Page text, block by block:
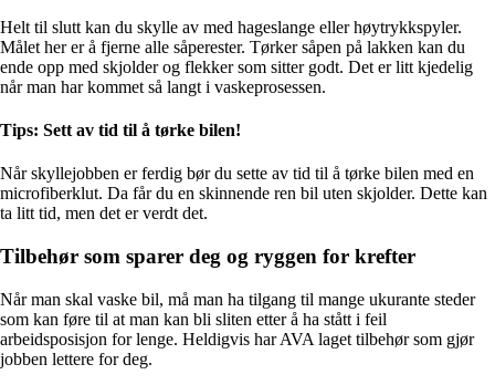
Helt til slutt kan du skylle av med hageslange eller høytrykkspyler.
Målet her er å fjerne alle såperester. Tørker såpen på lakken kan du
ende opp med skjolder og flekker som sitter godt. Det er litt kjedelig
når man har kommet så langt i vaskeprosessen.
Tips: Sett av tid til å tørke bilen!
Når skyllejobben er ferdig bør du sette av tid til å tørke bilen med en
microfiberklut. Da får du en skinnende ren bil uten skjolder. Dette kan
ta litt tid, men det er verdt det.
Tilbehør som sparer deg og ryggen for krefter
Når man skal vaske bil, må man ha tilgang til mange ukurante steder
som kan føre til at man kan bli sliten etter å ha stått i feil
arbeidsposisjon for lenge. Heldigvis har AVA laget tilbehør som gjør
jobben lettere for deg.